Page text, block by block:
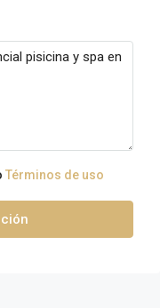
Términos de uso